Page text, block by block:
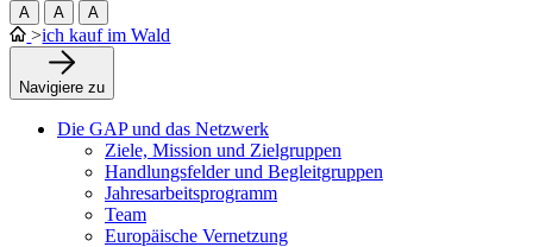
A A A
>ich kauf im Wald
Navigiere zu
Die GAP und das Netzwerk
Ziele, Mission und Zielgruppen
Handlungsfelder und Begleitgruppen
Jahresarbeitsprogramm
Team
Europäische Vernetzung